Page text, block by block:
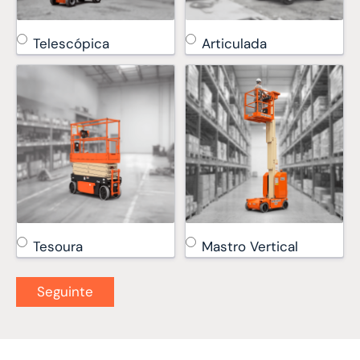
Telescópica Articulada
Tesoura Mastro Vertical